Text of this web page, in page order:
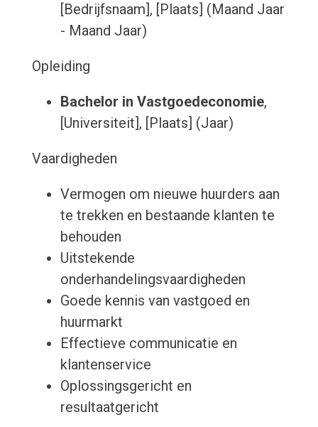
[Bedrijfsnaam], [Plaats] (Maand Jaar
- Maand Jaar)
Opleiding
Bachelor in Vastgoedeconomie,
[Universiteit], [Plaats] (Jaar)
Vaardigheden
Vermogen om nieuwe huurders aan
te trekken en bestaande klanten te
behouden
Uitstekende
onderhandelingsvaardigheden
Goede kennis van vastgoed en
huurmarkt
Effectieve communicatie en
klantenservice
Oplossingsgericht en
resultaatgericht